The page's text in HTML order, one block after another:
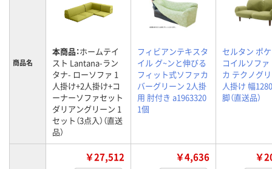
商品名
本商品：ホームテイ
スト Lantana-ラン
タナ- ローソファ 1
人掛け+2人掛け+コ
ーナーソファセット
ダリアングリーン 1
セット（3点入）（直送
品）
フィビアンテキスタ
イル グ~ンと伸びる
フィット式ソファカ
バーグリーン 2人掛
用 肘付き a1963320
1個
セルタン ポ
コイルソファ
カ テクノグ
人掛け 幅
脚（直送品）
￥27,512 ￥4,636 ￥